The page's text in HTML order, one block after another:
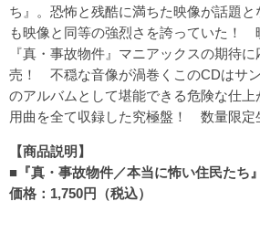
ち』。恐怖と残酷に満ちた映像が話題
も映像と同等の強烈さを誇っていた！
『真・事故物件』マニアックスの期待
売！ 不穏な音像が渦巻くこのCDはサ
のアルバムとして堪能できる危険な仕
用曲を全て収録した究極盤！ 数量限定
【商品説明】
■『真・事故物件／本当に怖い住民たち
価格：1,750円（税込）